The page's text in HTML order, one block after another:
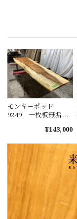
モンキーポッド
9249 一枚板無垢 乾
ｘ43mm 天板のみ
ーテーブル ダイニ
ングテーブル
¥143,000